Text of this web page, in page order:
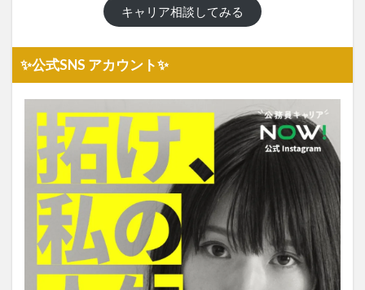
キャリア相談してみる
✨公式SNS アカウント✨